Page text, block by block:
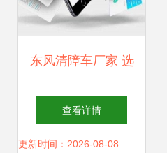
东风清障车厂家 选
择权威供应商，护
航网络科技开发新
查看详情
更新时间：2026-08-08